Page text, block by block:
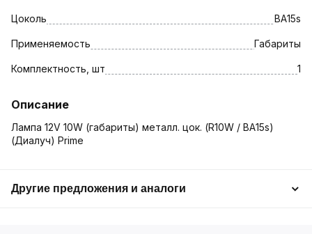
Цоколь ВА15s
Применяемость Габариты
Комплектность, шт 1
Описание
Лампа 12V 10W (габариты) металл. цок. (R10W / ВА15s)
(Диалуч) Prime
Другие предложения и аналоги